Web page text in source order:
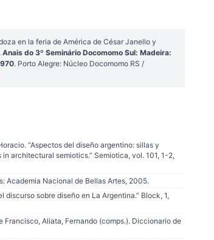
en la feria de América de César Janello y
Anais do 3º Seminário Docomomo Sul: Madeira:
. Porto Alegre: Núcleo Docomomo RS /
“Aspectos del diseño argentino: sillas y
architectural semiotics.” Semiotica, vol. 101, 1-2,
Academia Nacional de Bellas Artes, 2005.
sobre diseño en La Argentina.” Block, 1,
Francisco, Aliata, Fernando (comps.). Diccionario de